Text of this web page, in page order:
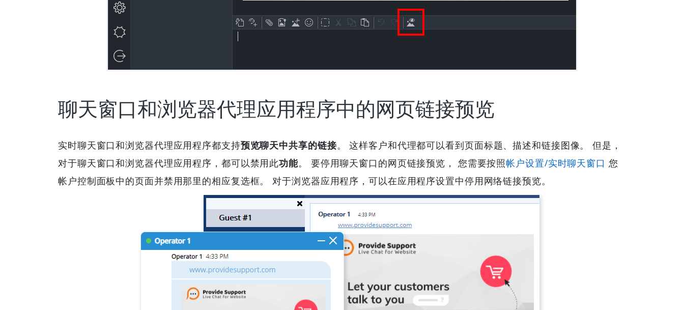
聊天窗口和浏览器代理应用程序中的网页链接预览
实时聊天窗口和浏览器代理应用程序都支持预览聊天中共享的链接。 这样客户和代理都可以看到页面标题、描述和链接图像。 但是，
对于聊天窗口和浏览器代理应用程序，都可以禁用此功能。 要停用聊天窗口的网页链接预览， 您需要按照帐户设置/实时聊天窗口 您
帐户控制面板中的页面并禁用那里的相应复选框。 对于浏览器应用程序，可以在应用程序设置中停用网络链接预览。